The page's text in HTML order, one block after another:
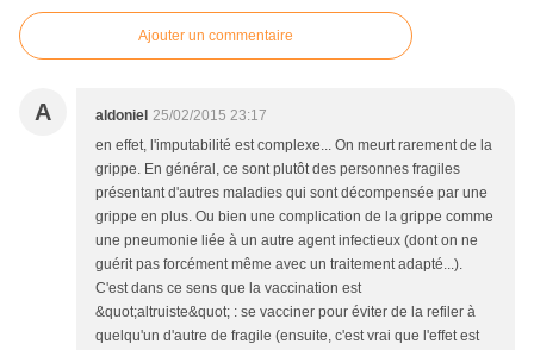
Ajouter un commentaire
A aldoniel 25/02/2015 23:17
en effet, l'imputabilité est complexe... On meurt rarement de la
grippe. En général, ce sont plutôt des personnes fragiles
présentant d'autres maladies qui sont décompensée par une
grippe en plus. Ou bien une complication de la grippe comme
une pneumonie liée à un autre agent infectieux (dont on ne
guérit pas forcément même avec un traitement adapté...).
C'est dans ce sens que la vaccination est
&quot;altruiste&quot; : se vacciner pour éviter de la refiler à
quelqu'un d'autre de fragile (ensuite, c'est vrai que l'effet est